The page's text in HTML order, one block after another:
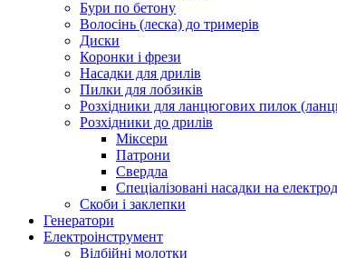
Бури по бетону
Волосінь (леска) до тримерів
Диски
Коронки і фрези
Насадки для дрилів
Пилки для лобзиків
Розхідники для ланцюгових пилок
Розхідники до дрилів
Міксери
Патрони
Свердла
Спеціалізовані насадки на
Скоби і заклепки
Генератори
Електроінструмент
Bідбійні молотки